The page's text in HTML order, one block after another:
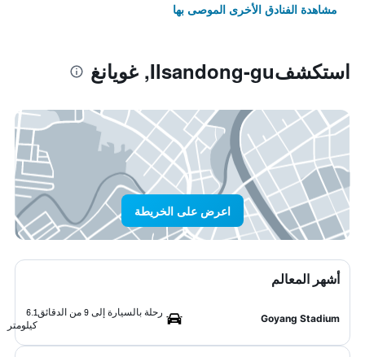
مشاهدة الفنادق الأخرى الموصى بها
استكشفIlsandong-gu, غويانغ
اعرض على الخريطة
أشهر المعالم
Goyang Stadium
رحلة بالسيارة إلى 9 من الدقائق
6.1
كيلومتر